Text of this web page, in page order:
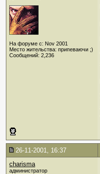
На форуме с: Nov 2001
Место жительства: припеваючи ;)
Сообщений: 2,236
26-11-2001, 16:37
charisma
администратор